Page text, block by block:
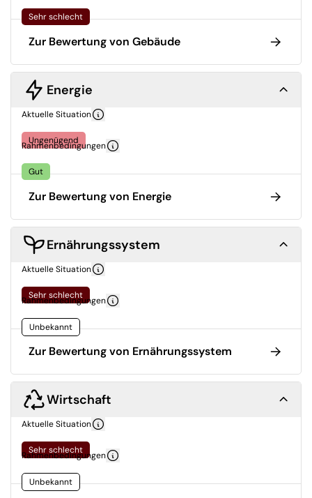
Sehr schlecht
Zur Bewertung von Gebäude
Energie
Aktuelle Situation
Ungenügend
Rahmenbedingungen
Gut
Zur Bewertung von Energie
Ernährungssystem
Aktuelle Situation
Sehr schlecht
Rahmenbedingungen
Unbekannt
Zur Bewertung von Ernährungssystem
Wirtschaft
Aktuelle Situation
Sehr schlecht
Rahmenbedingungen
Unbekannt